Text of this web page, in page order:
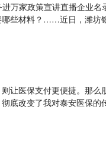
万家政策宣讲直播企业名
哪些材料？……近日，潍坊
让医保支付更便捷。那么
底改变了我对泰安医保的